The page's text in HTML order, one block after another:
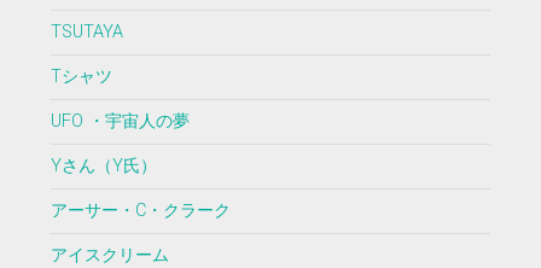
TSUTAYA
Tシャツ
UFO ・宇宙人の夢
Yさん（Y氏）
アーサー・C・クラーク
アイスクリーム